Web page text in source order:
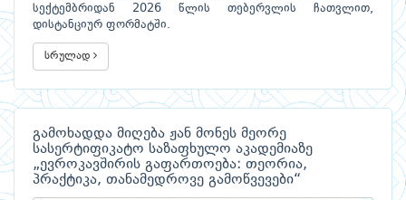
სექტემბრიდან 2026 წლის თებერვლის ჩათვლით,
დისტანციურ ფორმატში.
სრულად
გამოხადდა მიღება ჟან მონეს მეორე
სასერტიფიკატო საზაფხულო აკადემიაზე
„ევროკავშირის გაფართოება: თეორია,
პრაქტიკა, თანამედროვე გამოწვევები“